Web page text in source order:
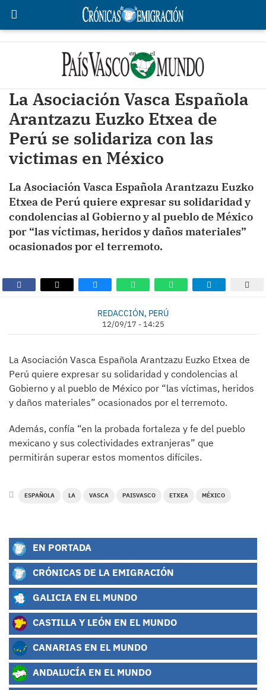
La Asociación Vasca Española
Arantzazu Euzko Etxea de
Perú se solidariza con las
victimas en México
La Asociación Vasca Española Arantzazu Euzko
Etxea de Perú quiere expresar su solidaridad y
condolencias al Gobierno y al pueblo de México
por “las víctimas, heridos y daños materiales”
ocasionados por el terremoto.
REDACCIÓN, PERÚ
12/09/17 - 14:25
La Asociación Vasca Española Arantzazu Euzko Etxea de
Perú quiere expresar su solidaridad y condolencias al
Gobierno y al pueblo de México por “las víctimas, heridos
y daños materiales” ocasionados por el terremoto.
Además, confía “en la probada fortaleza y fe del pueblo
mexicano y sus colectividades extranjeras” que
permitirán superar estos momentos difíciles.
ESPAÑOLA LA VASCA PAISVASCO ETXEA MÉXICO
EN PORTADA
CRÓNICAS DE LA EMIGRACIÓN
GALICIA EN EL MUNDO
CASTILLA Y LEÓN EN EL MUNDO
CANARIAS EN EL MUNDO
ANDALUCÍA EN EL MUNDO